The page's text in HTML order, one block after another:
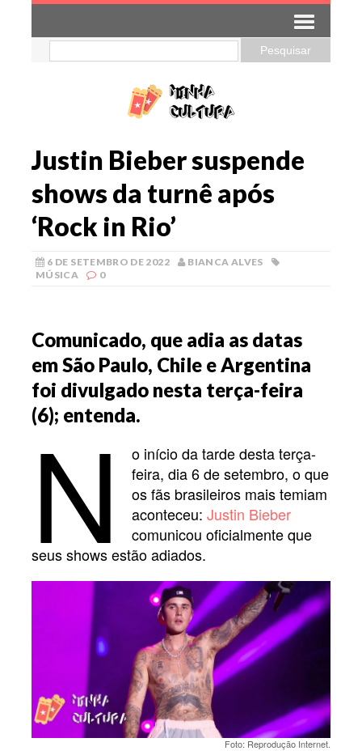
Justin Bieber suspende
shows da turnê após
‘Rock in Rio’
6 DE SETEMBRO DE 2022
BIANCA ALVES
MÚSICA
0
Comunicado, que adia as datas
em São Paulo, Chile e Argentina
foi divulgado nesta terça-feira
(6); entenda.
N
o início da tarde desta terça-
feira, dia 6 de setembro, o que
os fãs brasileiros mais temiam
aconteceu:Justin Bieber
comunicou oficialmente que
seus shows estão adiados.
Foto: Reprodução Internet.